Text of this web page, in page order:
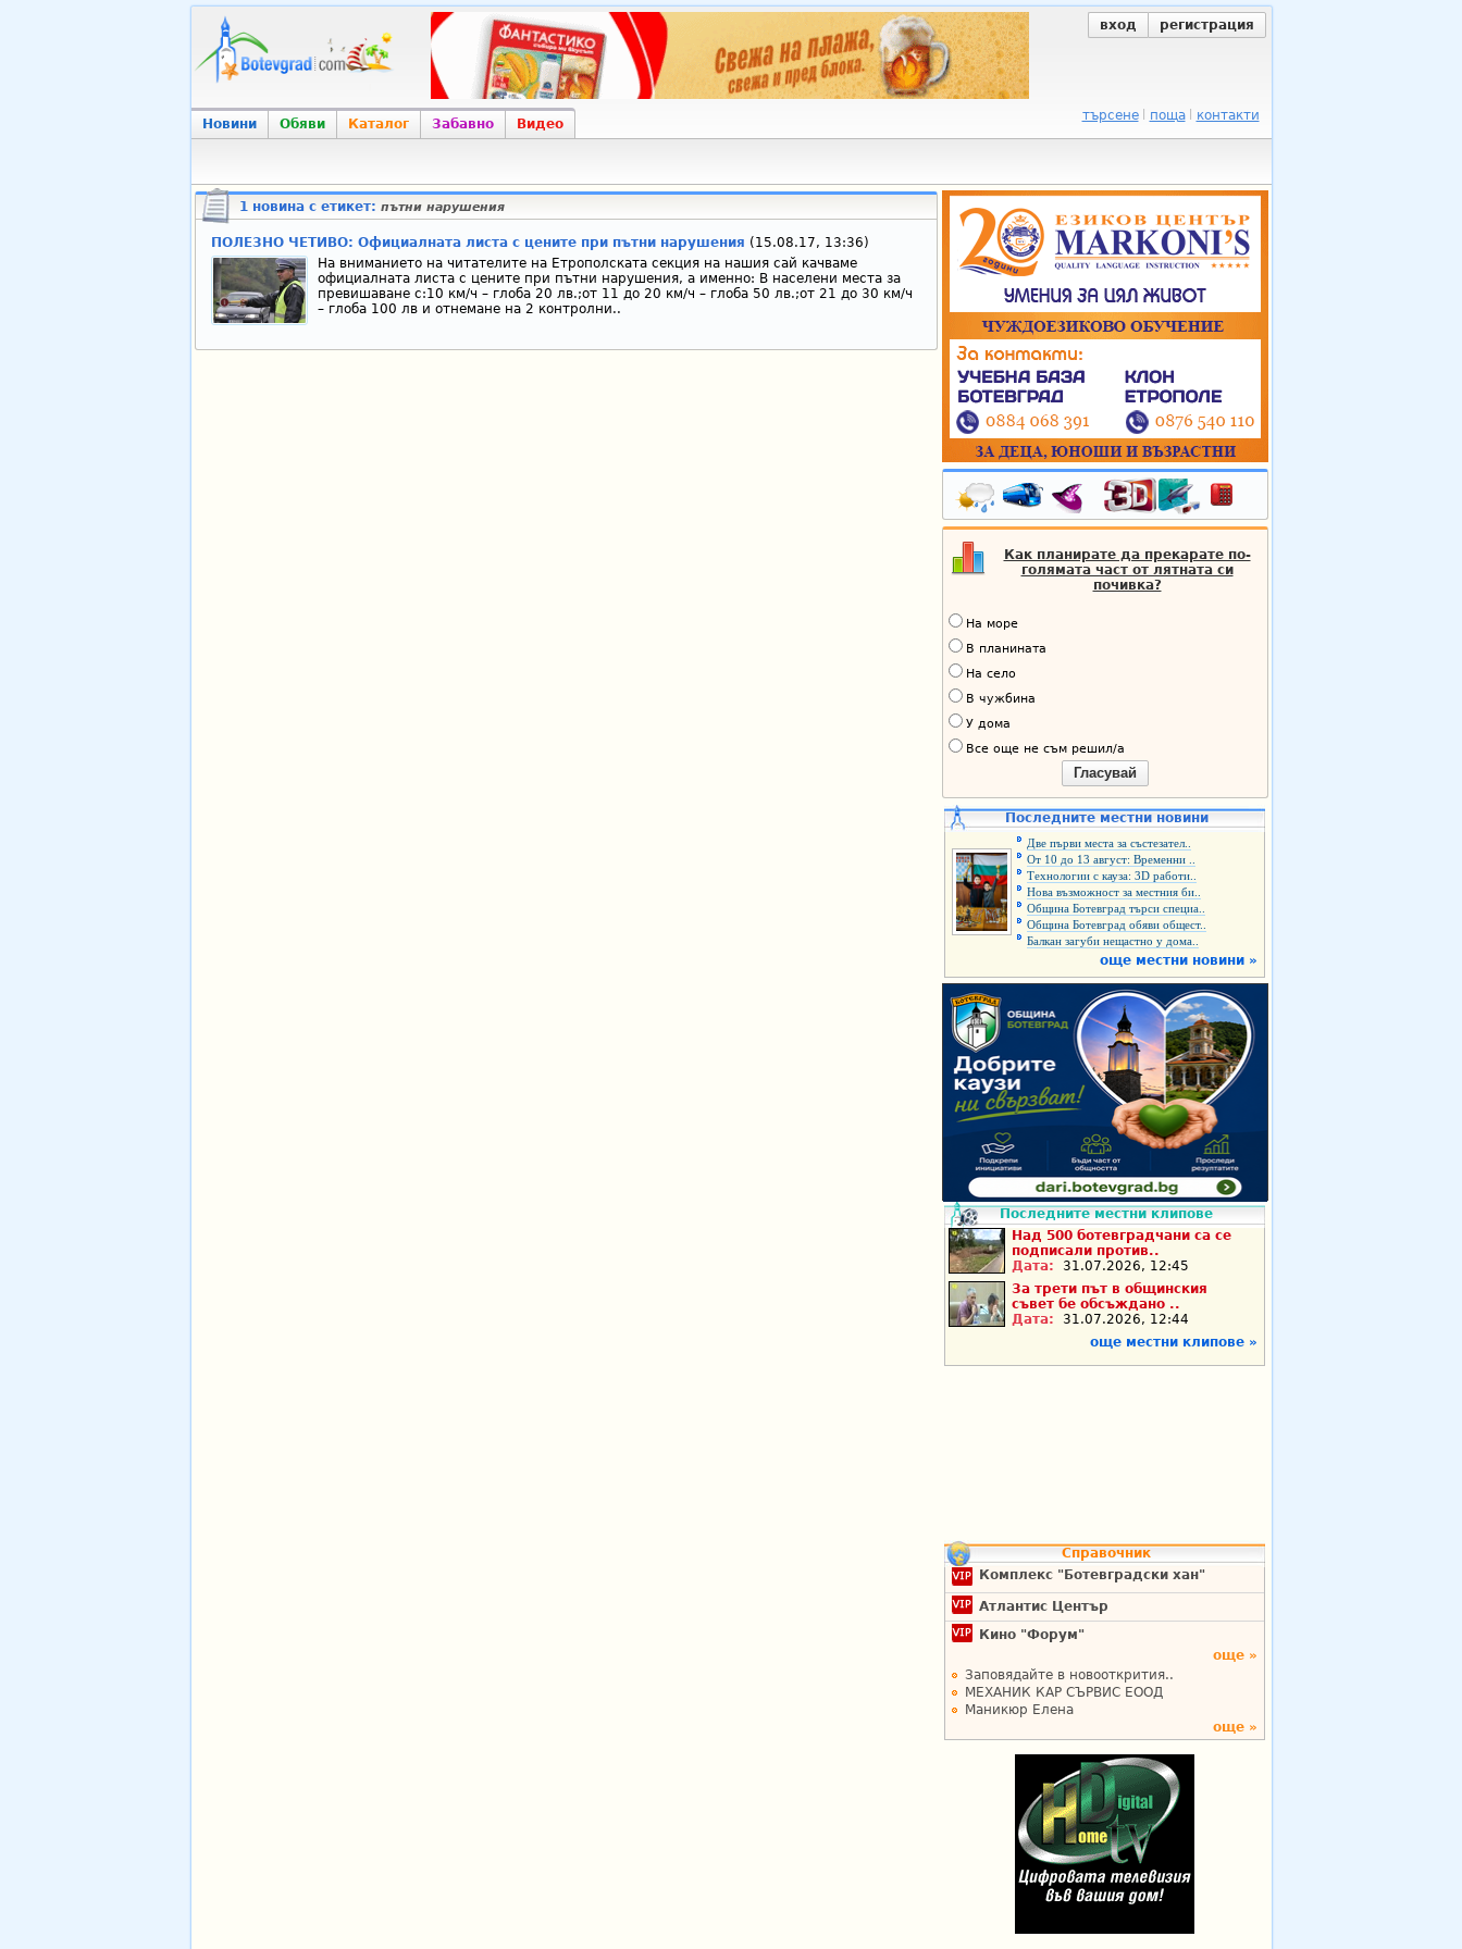
вход регистрация
Новини Обяви Каталог Забавно Видео
търсене поща контакти
1 новина с етикет: пътни нарушения
ПОЛЕЗНО ЧЕТИВО: Официалната листа с цените при пътни нарушения (15.08.17, 13:36)
На вниманието на читателите на Етрополската секция на нашия сай качваме
официалната листа с цените при пътни нарушения, а именно: В населени места за
превишаване с:10 км/ч – глоба 20 лв.;от 11 до 20 км/ч – глоба 50 лв.;от 21 до 30 км/ч
– глоба 100 лв и отнемане на 2 контролни..
Как планирате да прекарате по-
голямата част от лятната си
почивка?
На море
В планината
На село
В чужбина
У дома
Все още не съм решил/а
Гласувай
Последните местни новини
Две първи места за състезател..
От 10 до 13 август: Временни ..
Технологии с кауза: 3D работи..
Нова възможност за местния би..
Община Ботевград търси специа..
Община Ботевград обяви общест..
Балкан загуби нещастно у дома..
още местни новини »
Последните местни клипове
Над 500 ботевградчани са се
подписали против..
Дата:
31.07.2026, 12:45
За трети път в общинския
съвет бе обсъждано ..
Дата:
31.07.2026, 12:44
още местни клипове »
Справочник
Комплекс "Ботевградски хан"
Атлантис Център
Кино "Форум"
още »
Заповядайте в новооткрития..
МЕХАНИК КАР СЪРВИС ЕООД
Маникюр Елена
още »